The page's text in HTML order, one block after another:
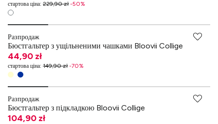
стартова ціна: 229,90 zł -50%
Разпродаж
Бюстгальтер з ущільненими чашками Bloovii Collige
44,90 zł
стартова ціна: 149,90 zł -70%
Разпродаж
Бюстгальтер з підкладкою Bloovii Collige
104,90 zł